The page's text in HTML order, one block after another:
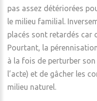
pas assez détériorées
le milieu familial.
placés sont retardés car
Pourtant, la
à la fois de perturber
l’acte) et de gâcher les
milieu naturel.